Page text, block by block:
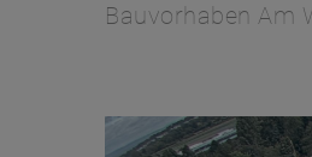
Bauvorhaben Am